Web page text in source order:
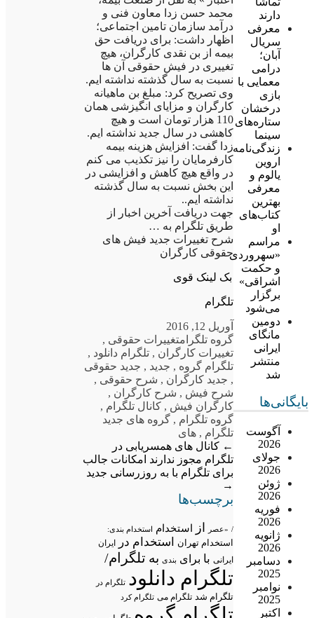
دارند
معرفی
سریال
آبان؛
درامی
معمایی با
بازی
درخشان
ستاره‌های
سینما
زندگی‌نامه
اروین
یالوم و
معرفی
بهترین
کتاب‌های
او
مراسم
«سهروردی
و حکمت
اشراقی»
برگزار
می‌شود
دومین
مانگای
ایرانی
منتشر
شد
بایگانی‌ها
آگوست
2026
جولای
2026
ژوئن
2026
فوریه
2026
ژانویه
2026
دسامبر
2025
نوامبر
2025
اکتبر
محمد حسن زدا معاون فنی و
درآمد سازمان تامین اجتماعی؛
اظهار داشت: برای دریافت حق
بیمه از بن نقدی کارگران، هیچ
تغییری در فیش حقوقی آن ها
نسبت به سال گذشته نداشته ایم.
وی تصریح کرد: مبلغ بن ماهیانه
کارگران و مزایای انگیزشی همان
110 هزار تومان است و هیچ
کاهشی در سال جدید نداشته ایم.
زدا گفت: افزایش هزینه بیمه
کارفرمایان را نیز تکذیب می کنم
در واقع هیچ کاهش و افزایشی در
این بخش نسبت به سال گذشته
نداشته ایم..
جهت دریافت آخرین اخبار از
طریق تلگرام به …
شرح تغییرات جدید فیش های
حقوقی کارگران
بک لینک قوی
تلگرام
آوریل 12, 2016
گروه تلگرامتغییرات حقوقی ,
تغییرات کارگران , تلگرام دانلود ,
تلگرام گروه , جدید , جدید حقوقی
, جدید کارگران , شرح حقوقی ,
شرح فیش , شرح کارگران ,
کارگران فیش , کانال تلگرام ,
گروه تلگرام , گروه های جدید
تلگرام , های
← کانال های همسریابی در
تلگرام مجوز ندارند امکانات جالب
برای تلگرام با به روزرسانی جدید
→
برچسب‌ها
/ «عصر از استخدام استخدام بندی:
استخدام تهران استخدام در ایران
ایرانی با برای بندی به تلگرام/
تلگرام دانلود تلگرام در
تلگرام شد تلگرام می تلگرام کرد